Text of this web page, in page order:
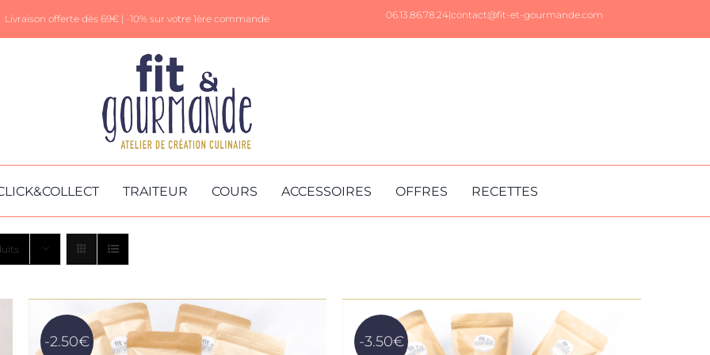
Livraison offerte dès 69€ | -10% sur votre 1ère commande 06.13.86.78.24|contact@fit-et-gourmande.com
TRAITEUR COURS ACCESSOIRES OFFRES RECETTES
-2.50€ -3.50€